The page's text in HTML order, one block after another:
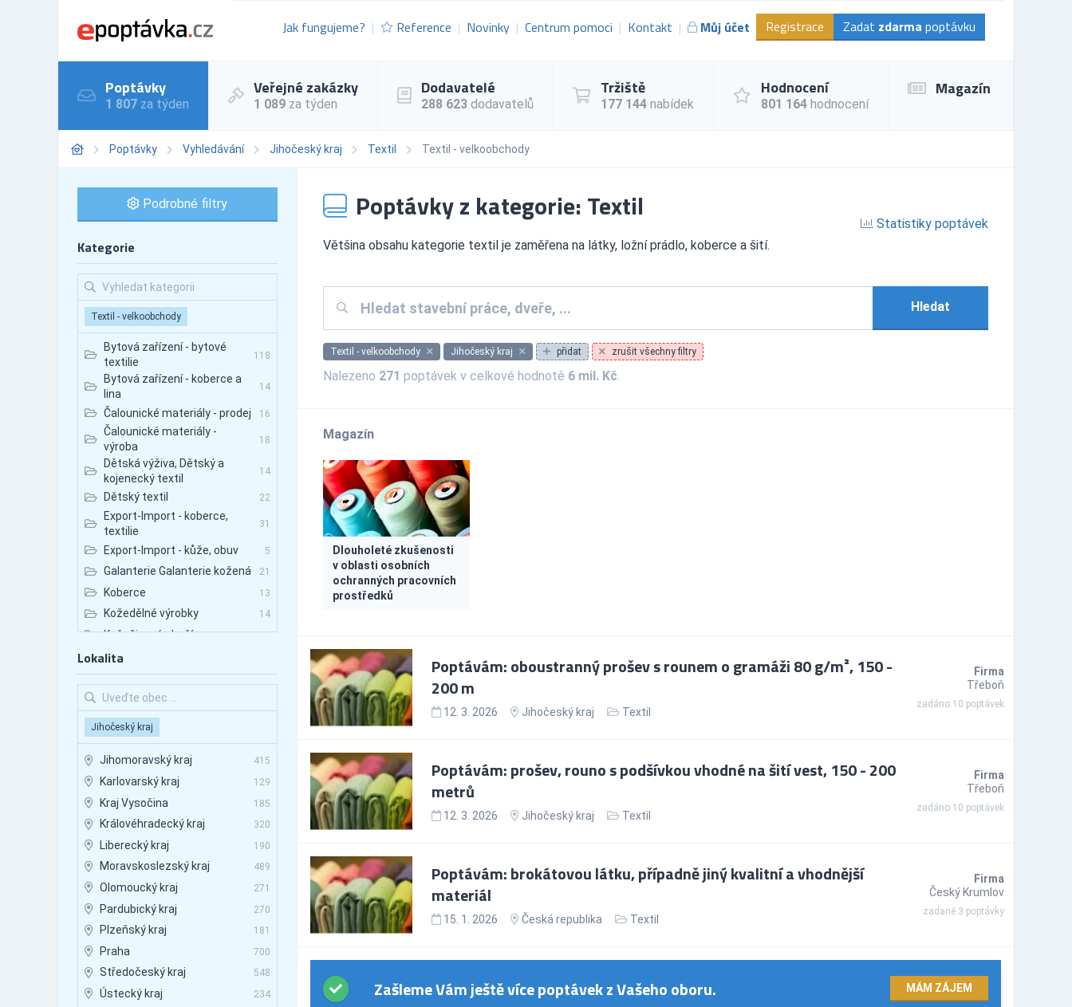
Jak fungujeme? Reference Novinky Centrum pomoci Kontakt Můj účet Registrace Zadat zdarma poptávku
Poptávky
1 807 za týden
Veřejné zakázky
1 089 za týden
Dodavatelé
288 623 dodavatelů
Tržiště
177 144 nabídek
Hodnocení
801 164 hodnocení
Magazín
Poptávky Vyhledávání Jihočeský kraj Textil Textil - velkoobchody
Podrobné filtry
Kategorie
Textil - velkoobchody
Bytová zařízení - bytové
textilie
118
Bytová zařízení - koberce a
lina
14
Čalounické materiály - prodej 16
Čalounické materiály -
výroba
18
Dětská výživa, Dětský a
kojenecký textil
14
Dětský textil 22
Export-Import - koberce,
textilie
31
Export-Import - kůže, obuv 5
Galanterie Galanterie kožená 21
Koberce 13
Kožedělné výrobky 14
Kožešinové zboží 6
Krejčovství
Peří, péřové výrobky 2
Textil
Textil - bytový textil
Textil - čalounický 21
Textil - galanterie 67
Textil - metrový 202
Textil - přírodní textil 109
Textil - stuhy, mašle apod. 17
Textil - umělý textil 106
Lokalita
Jihočeský kraj
Jihomoravský kraj 415
Karlovarský kraj 129
Kraj Vysočina 185
Královéhradecký kraj 320
Liberecký kraj 190
Moravskoslezský kraj 489
Olomoucký kraj 271
Pardubický kraj 270
Plzeňský kraj 181
Praha 700
Středočeský kraj 548
Ústecký kraj 234
Poptávky z kategorie: Textil
Většina obsahu kategorie textil je zaměřena na látky, ložní prádlo, koberce a šití.
Statistiky poptávek
Hledat
Textil - velkoobchody Jihočeský kraj přidat zrušit všechny filtry
Nalezeno 271 poptávek v celkové hodnotě 6 mil. Kč
Magazín
Dlouholeté zkušenosti
v oblasti osobních
ochranných pracovních
prostředků
Poptávám: oboustranný prošev s rounem o gramáži 80 g/m², 150 -
200 m
12. 3. 2026 Jihočeský kraj Textil
Firma
Třeboň
zadáno 10 poptávek
Poptávám: prošev, rouno s podšívkou vhodné na šití vest, 150 - 200
metrů
12. 3. 2026 Jihočeský kraj Textil
Firma
Třeboň
zadáno 10 poptávek
Poptávám: brokátovou látku, případně jiný kvalitní a vhodnější
materiál
15. 1. 2026 Česká republika Textil
Firma
Český Krumlov
zadané 3 poptávky
Zašleme Vám ještě více poptávek z Vašeho oboru. MÁM ZÁJEM